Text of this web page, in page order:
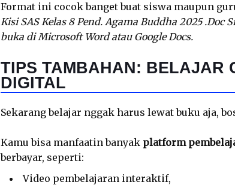
Format ini cocok banget buat siswa maupun
Kisi SAS Kelas 8 Pend. Agama Buddha 2025 .Doc
buka di Microsoft Word atau Google Docs.
TIPS TAMBAHAN: BELAJAR
DIGITAL
Sekarang belajar nggak harus lewat buku aja,
Kamu bisa manfaatin banyak platform
berbayar, seperti:
Video pembelajaran interaktif,